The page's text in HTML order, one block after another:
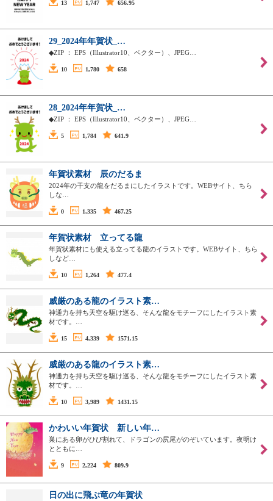
13 1,747 656.95
29_2024年年賀状_…
◆ZIP ： EPS（Illustrator10、ベクター）、JPEG…
10 1,780 658
28_2024年年賀状_…
◆ZIP ： EPS（Illustrator10、ベクター）、JPEG…
5 1,784 641.9
年賀状素材 辰のだるま
2024年の干支の龍をだるまにしたイラストです。WEBサイト、ちら
しな…
0 1,335 467.25
年賀状素材 立ってる龍
年賀状素材にも使える立ってる龍のイラストです。WEBサイト、ちら
しなど…
10 1,264 477.4
威厳のある龍のイラスト素…
神通力を持ち天空を駆け巡る、そんな龍をモチーフにしたイラスト素
材です。…
15 4,339 1571.15
威厳のある龍のイラスト素…
神通力を持ち天空を駆け巡る、そんな龍をモチーフにしたイラスト素
材です。…
10 3,989 1431.15
かわいい年賀状 新しい年…
巣にある卵がひび割れて、ドラゴンの尻尾がのぞいています。夜明け
とともに…
9 2,224 809.9
日の出に飛ぶ竜の年賀状